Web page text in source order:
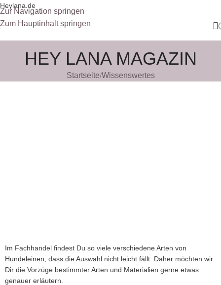
Heylana.de
Zur Navigation springen
Zum Hauptinhalt springen
HEY LANA MAGAZIN
Startseite/Wissenswertes
Im Fachhandel findest Du so viele verschiedene Arten von
Hundeleinen, dass die Auswahl nicht leicht fällt. Daher möchten wir
Dir die Vorzüge bestimmter Arten und Materialien gerne etwas
genauer erläutern.